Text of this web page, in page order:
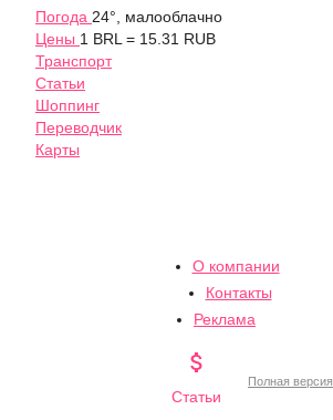
Погода 24°, малооблачно
Цены 1 BRL = 15.31 RUB
Транспорт
Статьи
Шоппинг
Переводчик
Карты
О компании
Контакты
Реклама

Статьи
Полная версия